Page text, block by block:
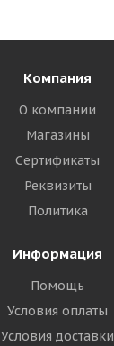
Компания
О компании
Магазины
Сертификаты
Реквизиты
Политика
Информация
Помощь
Условия оплаты
Условия доставки